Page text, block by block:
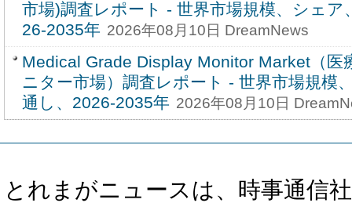
市場)調査レポート - 世界市場規模、シェア
26-2035年 2026年08月10日 DreamNews
Medical Grade Display Monitor Market（医
ニター市場）調査レポート - 世界市場規模
通し、2026-2035年 2026年08月10日
とれまがニュースは、時事通信